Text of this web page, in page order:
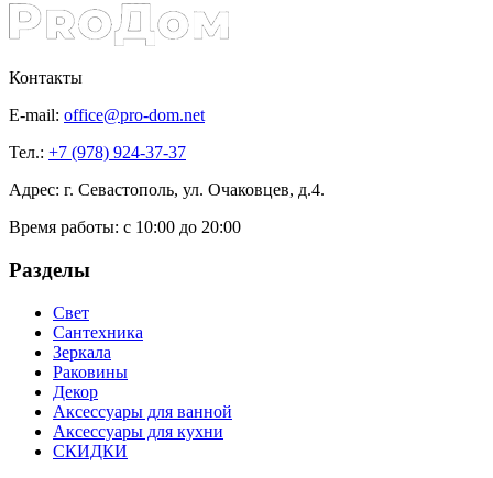
Контакты
E-mail: office@pro-dom.net
Тел.: +7 (978) 924-37-37
Адрес: г. Севастополь, ул. Очаковцев, д.4.
Время работы: с 10:00 до 20:00
Разделы
Свет
Сантехника
Зеркала
Раковины
Декор
Аксессуары для ванной
Аксессуары для кухни
СКИДКИ